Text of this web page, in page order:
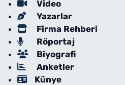
Video
Yazarlar
Firma Rehberi
Röportaj
Biyografi
Anketler
Künye